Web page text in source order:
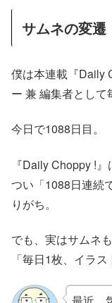
サムネの変遷
僕は本連載『Daily
ー 兼 編集者として
今日で1088日目。
『Daily Choppy !
つい「1088日連続
りがち。
でも、実はサムネ
「毎日1枚、イラ